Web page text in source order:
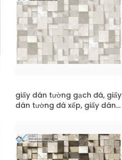
giấy dán tường gạch đá, giấy
dán tường đá xếp, giấy dán